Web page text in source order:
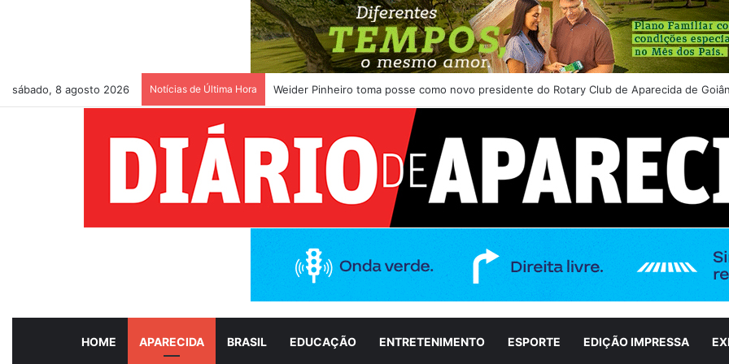
sábado, 8 agosto 2026 Notícias de Última Hora Weider Pinheiro toma posse como novo presidente do Rotary Club de Aparecida de
HOME APARECIDA BRASIL EDUCAÇÃO ENTRETENIMENTO ESPORTE EDIÇÃO IMPRESSA